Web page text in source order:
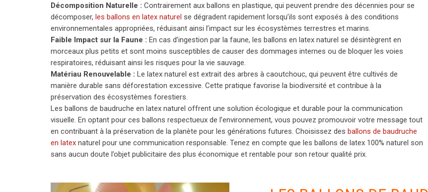
Décomposition Naturelle : Contrairement aux ballons en plastique, qui peuvent prendre des décennies pour se
décomposer, les ballons en latex naturel se dégradent rapidement lorsqu’ils sont exposés à des conditions
environnementales appropriées, réduisant ainsi l’impact sur les écosystèmes terrestres et marins.
Faible Impact sur la Faune : En cas d’ingestion par la faune, les ballons en latex naturel se désintègrent en
morceaux plus petits et sont moins susceptibles de causer des dommages internes ou de bloquer les voies
respiratoires, réduisant ainsi les risques pour la vie sauvage.
Matériau Renouvelable : Le latex naturel est extrait des arbres à caoutchouc, qui peuvent être cultivés de
manière durable sans déforestation excessive. Cette pratique favorise la biodiversité et contribue à la
préservation des écosystèmes forestiers.
Les ballons de baudruche en latex naturel offrent une solution écologique et durable pour la communication
visuelle. En optant pour ces ballons respectueux de l’environnement, vous pouvez promouvoir votre message tout
en contribuant à la préservation de la planète pour les générations futures. Choisissez des ballons de baudruche
en latex naturel pour une communication responsable. Tenez en compte que les ballons de latex 100% naturel son
sans aucun doute l’objet publicitaire des plus économique et rentable pour son retour qualité prix.